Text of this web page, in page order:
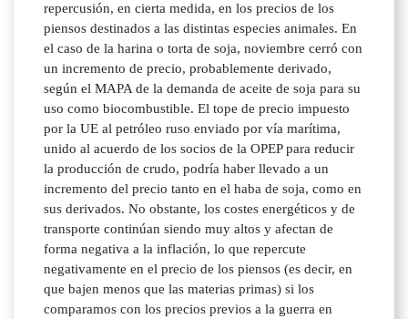
repercusión, en cierta medida, en los precios de los
piensos destinados a las distintas especies animales. En
el caso de la harina o torta de soja, noviembre cerró con
un incremento de precio, probablemente derivado,
según el MAPA de la demanda de aceite de soja para su
uso como biocombustible. El tope de precio impuesto
por la UE al petróleo ruso enviado por vía marítima,
unido al acuerdo de los socios de la OPEP para reducir
la producción de crudo, podría haber llevado a un
incremento del precio tanto en el haba de soja, como en
sus derivados. No obstante, los costes energéticos y de
transporte continúan siendo muy altos y afectan de
forma negativa a la inflación, lo que repercute
negativamente en el precio de los piensos (es decir, en
que bajen menos que las materias primas) si los
comparamos con los precios previos a la guerra en